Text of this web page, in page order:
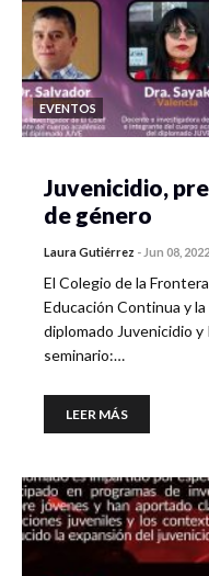
EVENTOS
Juvenicidio,
de género
Laura Gutiérrez - Jun 08, 2022
El Colegio de la
Educación Continua y
diplomado Juvenicidio y
seminario:…
LEER MÁS